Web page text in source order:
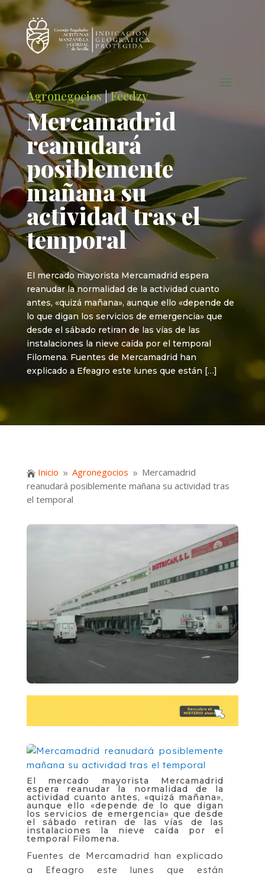
Agronegocios|Feedzy
Mercamadrid
reanudará
posiblemente
mañana su
actividad tras el
temporal
El mercado mayorista Mercamadrid espera
reanudar la normalidad de la actividad cuanto
antes, «quizá mañana», aunque ello «depende de
lo que digan los servicios de emergencia» que
desde el sábado retiran de las vías de las
instalaciones la nieve caída por el temporal
Filomena. Fuentes de Mercamadrid han
explicado a Efeagro este lunes que están […]
 Inicio 9 Agronegocios 9 Mercamadrid
reanudará posiblemente mañana su actividad tras
el temporal
El mercado mayorista Mercamadrid
espera reanudar la normalidad de la
actividad cuanto antes, «quizá mañana»,
aunque ello «depende de lo que digan
los servicios de emergencia» que desde
el sábado retiran de las vías de las
instalaciones la nieve caída por el
temporal Filomena.
Fuentes de Mercamadrid han explicado
a Efeagro este lunes que están